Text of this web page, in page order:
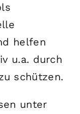
helfen
u.a. durch
schützen.
unter